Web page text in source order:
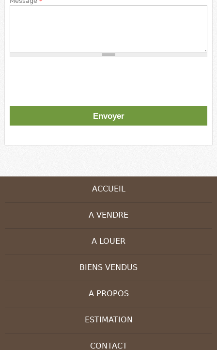
ACCUEIL
A VENDRE
A LOUER
BIENS VENDUS
A PROPOS
ESTIMATION
CONTACT